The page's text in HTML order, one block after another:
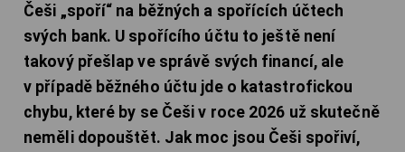
Češi „spoří“ na běžných a spořících účtech
svých bank. U spořícího účtu to ještě není
takový přešlap ve správě svých financí, ale
v případě běžného účtu jde o katastrofickou
chybu, které by se Češi v roce 2026 už skutečně
neměli dopouštět. Jak moc jsou Češi spořiví,